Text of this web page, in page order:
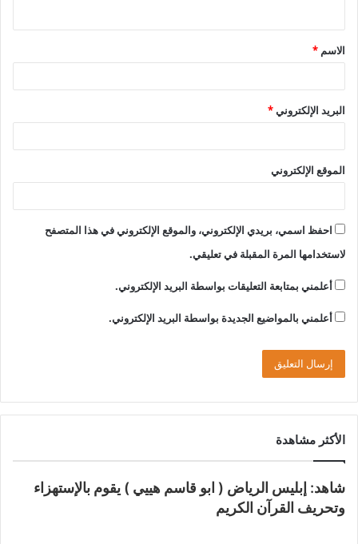
ق
*
الاسم *
البريد الإلكتروني*
الموقع الإلكتروني
احفظ اسمي، بريدي الإلكتروني، والموقع الإلكتروني في هذا المتصفح
لاستخدامها المرة المقبلة في تعليقي.
أعلمني بمتابعة التعليقات بواسطة البريد الإلكتروني.
أعلمني بالمواضيع الجديدة بواسطة البريد الإلكتروني.
الأكثر مشاهدة
شاهد: إبليس الرياض ( ابو قاسم هييي ) يقوم بالإستهزاء
وتحريف القرآن الكريم